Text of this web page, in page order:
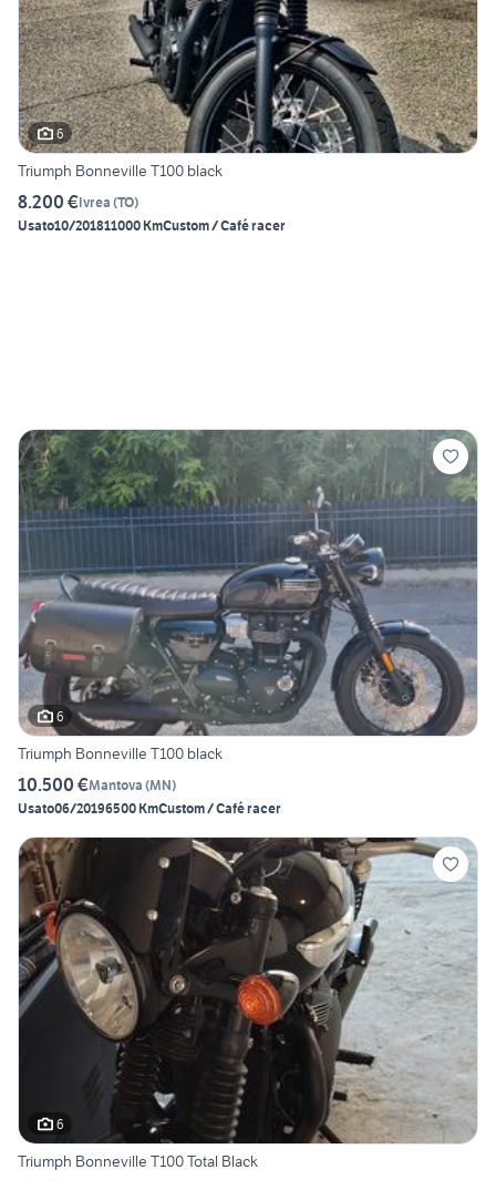
6
Triumph Bonneville T100 black
8.200 €Ivrea (TO)
Usato10/201811000 KmCustom / Café racer
6
Triumph Bonneville T100 black
10.500 €Mantova (MN)
Usato06/20196500 KmCustom / Café racer
6
Triumph Bonneville T100 Total Black